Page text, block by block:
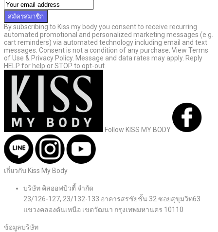
สมัครสมาชิก
By subscribing to Kiss my body you consent to receive recurring
automated promotional and personalized marketing messages (e.g.
cart reminders) via automated technology including email and text
messages. Consent is not a condition of any purchase. View Terms
of Use & Privacy Policy. Message and data rates may apply. Reply
HELP for help or STOP to opt-out.
Follow KISS MY BODY
เกี่ยวกับ Kiss My Body
บริษัท คิสออฟบิวตี้ จำกัด
23/126-127, 23/132-133 อาคารสรชัยชั้น 32 ซอยสุขุมวิท63
แขวงคลองตันเหนือ เขตวัฒนา กรุงเทพมหานคร 10110
ข้อมูลบริษัท